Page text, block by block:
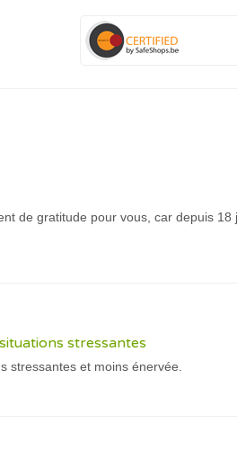
de gratitude pour vous, car depuis
stressantes
stressantes et moins énervée.